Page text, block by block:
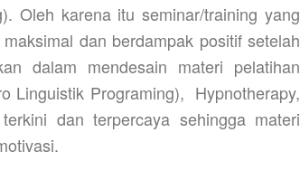
Oleh karena itu seminar/training yang
dan berdampak positif setelah
dalam mendesain materi pelatihan
Linguistik Programing), Hypnotherapy,
dan terpercaya sehingga materi